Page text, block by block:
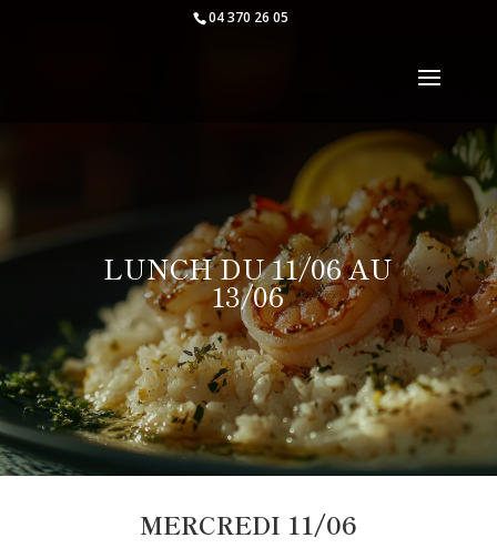
04 370 26 05
LUNCH DU 11/06 AU
13/06
MERCREDI 11/06